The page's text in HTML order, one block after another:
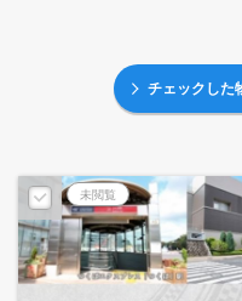
チェックした
未閲覧